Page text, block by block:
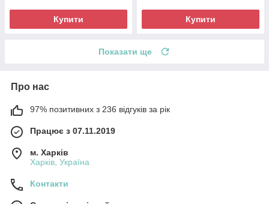
Купити Купити
Показати ще
Про нас
97% позитивних з 236 відгуків за рік
Працює з 07.11.2019
м. Харків
Харків, Україна
Контакти